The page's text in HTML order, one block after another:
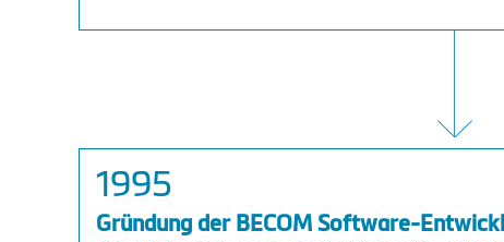
1995
Gründung der BECOM Software-